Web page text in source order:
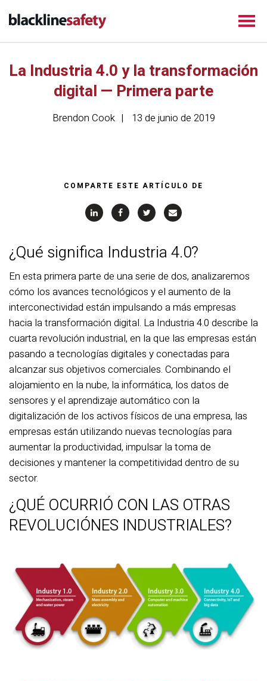
La Industria 4.0 y la transformación
digital — Primera parte
Brendon Cook 13 de junio de 2019
COMPARTE ESTE ARTÍCULO DE
¿Qué significa Industria 4.0?
En esta primera parte de una serie de dos, analizaremos
cómo los avances tecnológicos y el aumento de la
interconectividad están impulsando a más empresas
hacia la transformación digital. La Industria 4.0 describe la
cuarta revolución industrial, en la que las empresas están
pasando a tecnologías digitales y conectadas para
alcanzar sus objetivos comerciales. Combinando el
alojamiento en la nube, la informática, los datos de
sensores y el aprendizaje automático con la
digitalización de los activos físicos de una empresa, las
empresas están utilizando nuevas tecnologías para
aumentar la productividad, impulsar la toma de
decisiones y mantener la competitividad dentro de su
sector.
¿QUÉ OCURRIÓ CON LAS OTRAS
REVOLUCIÓNES INDUSTRIALES?